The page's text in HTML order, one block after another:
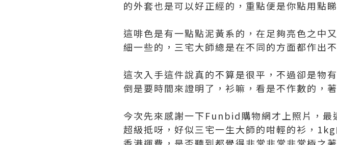
的外套也是可以好正經的，重點便是你點用點睇
這啡色是有一點點泥黃系的，在足夠亮色之中
細一些的，三宅大師總是在不同的方面都作出
這次入手這件說真的不算是很平，不過卻是物
倒是要時間來證明了，衫嘛，看是不作數的，
今次先來感謝一下Funbid購物網才上照片，
超級抵呀，好似三宅一生大師的咁輕的衫，